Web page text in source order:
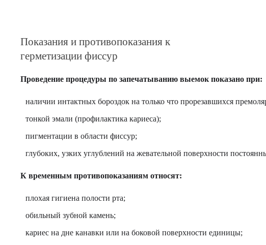
Показания и противопоказания к
герметизации фиссур
Проведение процедуры по запечатыванию выемок показано при:
наличии интактных бороздок на только что прорезавшихся
тонкой эмали (профилактика кариеса);
пигментации в области фиссур;
глубоких, узких углублений на жевательной поверхности
К временным противопоказаниям относят:
плохая гигиена полости рта;
обильный зубной камень;
кариес на дне канавки или на боковой поверхности единицы;